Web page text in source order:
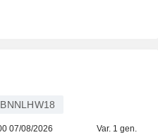
07/08/2026 Var. 1 gen.